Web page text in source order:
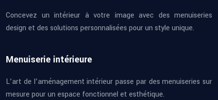
Concevez un intérieur à votre image avec des menuiseries
design et des solutions personnalisées pour un style unique.
Menuiserie intérieure
L’art de l’aménagement intérieur passe par des menuiseries sur
mesure pour un espace fonctionnel et esthétique.